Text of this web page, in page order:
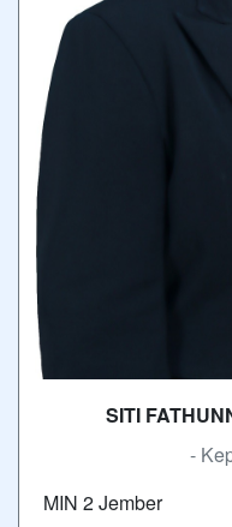
SITI
-
MIN 2 Jember